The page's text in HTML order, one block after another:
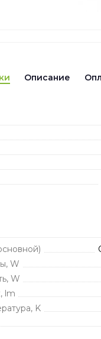
Описание
W
W
lm
K